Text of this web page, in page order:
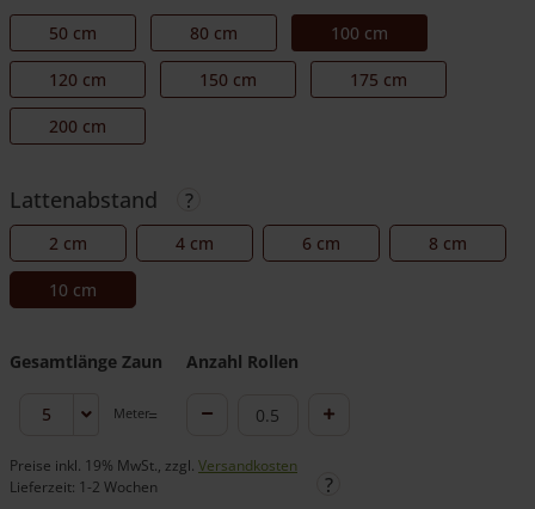
50 cm 80 cm 100 cm
120 cm 150 cm 175 cm
200 cm
Lattenabstand
2 cm 4 cm 6 cm 8 cm
10 cm
Gesamtlänge Zaun
Staketenzaun
Kastanie
100
Meter
Anzahl Rollen
Staketenzaun
100
Preise inkl. 19% MwSt., zzgl. Versandkosten
Lieferzeit: 1-2 Wochen